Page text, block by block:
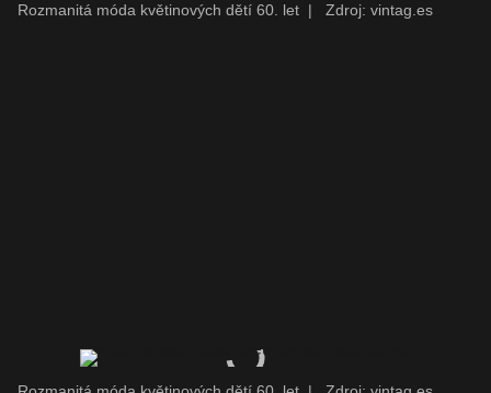
Rozmanitá móda květinových dětí 60. let | Zdroj: vintag.es